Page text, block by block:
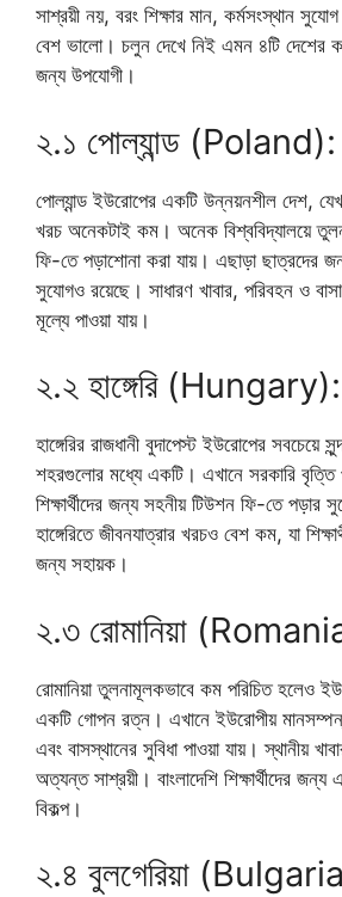
সাশ্রয়ী নয়, বরং শিক্ষার মান, কর্মসংস্থান
বেশ ভালো। চলুন দেখে নিই এমন ৪টি দেশের
জন্য উপযোগী।
২.১ পোল্যান্ড (Poland):
পোল্যান্ড ইউরোপের একটি উন্নয়নশীল দেশ,
খরচ অনেকটাই কম। অনেক বিশ্ববিদ্যালয়ে
ফি-তে পড়াশোনা করা যায়। এছাড়া ছাত্রদের
সুযোগও রয়েছে। সাধারণ খাবার, পরিবহন ও
মূল্যে পাওয়া যায়।
২.২ হাঙ্গেরি (Hungary):
হাঙ্গেরির রাজধানী বুদাপেস্ট ইউরোপের সবচেয়ে
শহরগুলোর মধ্যে একটি। এখানে সরকারি বৃত্তি
শিক্ষার্থীদের জন্য সহনীয় টিউশন ফি-তে পড়ার
হাঙ্গেরিতে জীবনযাত্রার খরচও বেশ কম, যা
জন্য সহায়ক।
২.৩ রোমানিয়া
রোমানিয়া তুলনামূলকভাবে কম পরিচিত হলেও
একটি গোপন রত্ন। এখানে ইউরোপীয়
এবং বাসস্থানের সুবিধা পাওয়া যায়। স্থানীয়
অত্যন্ত সাশ্রয়ী। বাংলাদেশি শিক্ষার্থীদের জন্য
বিকল্প।
২.৪ বুলগেরিয়া